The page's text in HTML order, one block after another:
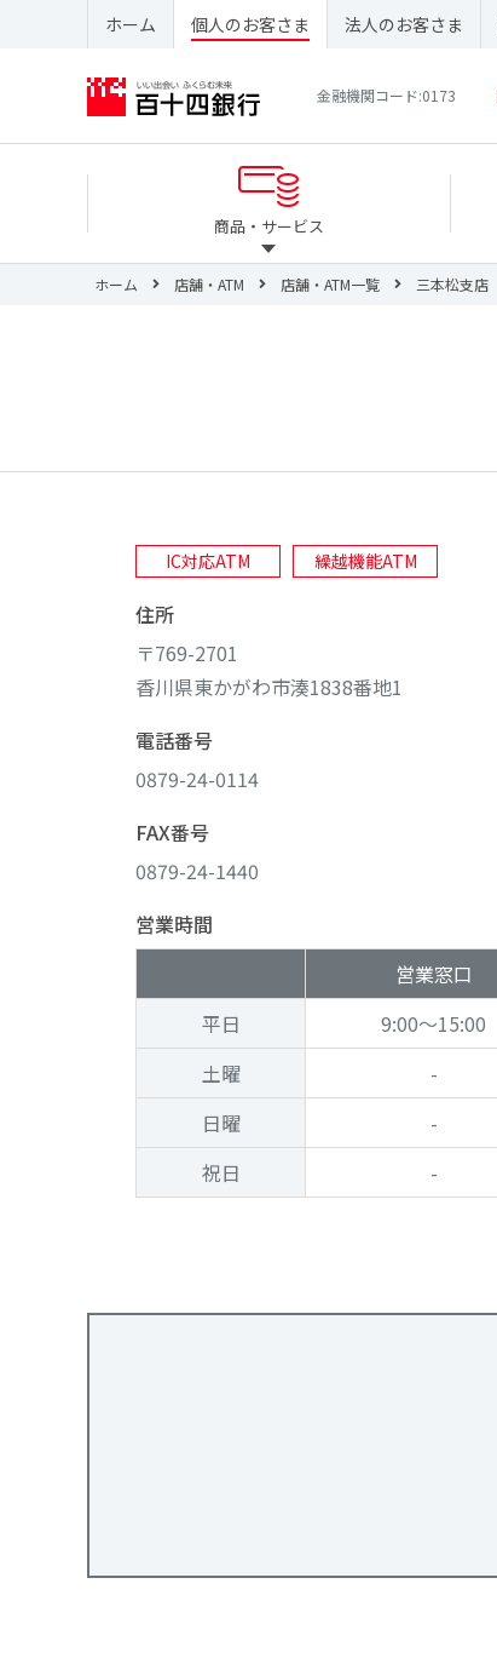
ホーム 個人のお客さま 法人のお客さま
金融機関コード:0173
商品・サービス
ホーム 店舗・ATM 店舗・ATM一覧 三本松支店
IC対応ATM 繰越機能ATM
住所
〒769-2701
香川県東かがわ市湊1838番地1
電話番号
0879-24-0114
FAX番号
0879-24-1440
営業時間
営業窓口
平日
9:00～15:00
土曜
-
日曜
-
祝日
-